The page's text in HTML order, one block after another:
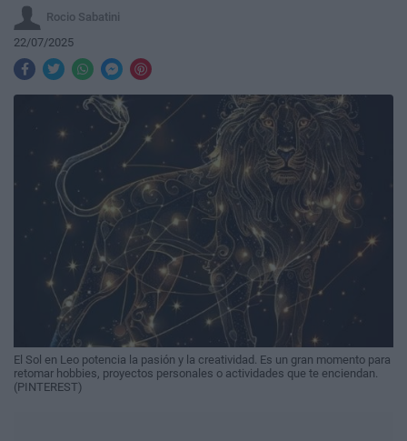
Rocio Sabatini
22/07/2025
El Sol en Leo potencia la pasión y la creatividad. Es un gran momento para
retomar hobbies, proyectos personales o actividades que te enciendan.
(PINTEREST)